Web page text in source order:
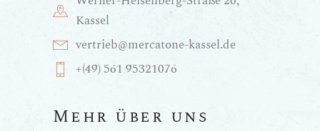
Kassel
vertrieb@mercatone-kassel.de
+(49) 561 95321076
Mehr über uns